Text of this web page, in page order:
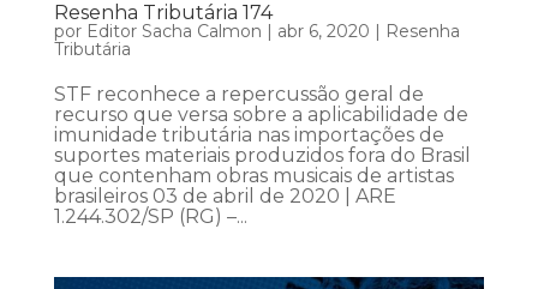
Resenha Tributária 174
por Editor Sacha Calmon abr 6, 2020
Resenha
Tributária
STF reconhece a repercussão geral de
recurso que versa sobre a aplicabilidade de
imunidade tributária nas importações de
suportes materiais produzidos fora do Brasil
que contenham obras musicais de artistas
brasileiros 03 de abril de 2020 | ARE
1.244.302/SP (RG) –...